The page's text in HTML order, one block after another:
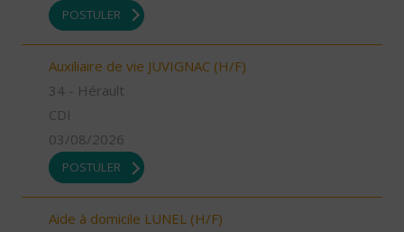
POSTULER
Auxiliaire de vie JUVIGNAC (H/F)
34 - Hérault
CDI
03/08/2026
POSTULER
Aide à domicile LUNEL (H/F)